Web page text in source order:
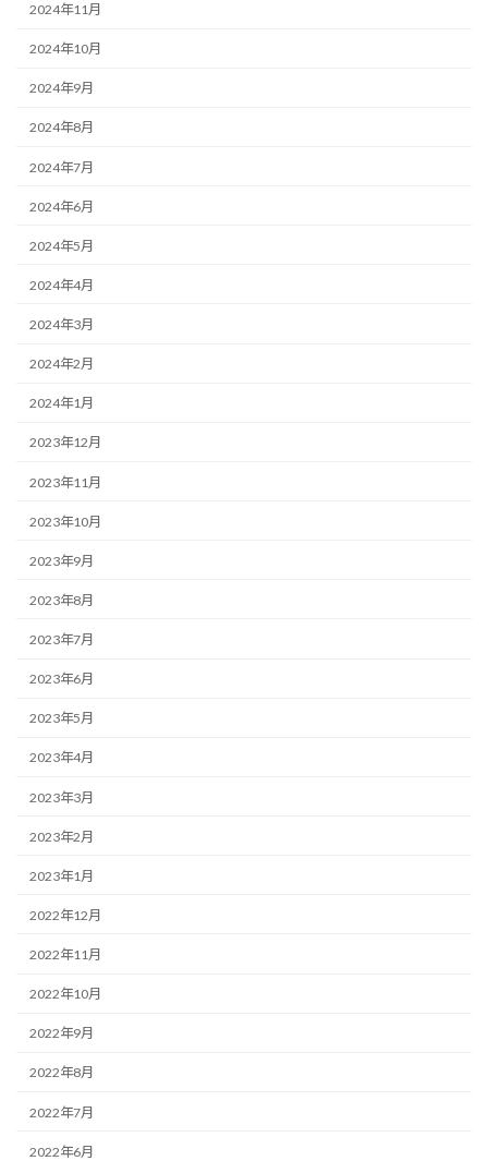
2024年11月
2024年10月
2024年9月
2024年8月
2024年7月
2024年6月
2024年5月
2024年4月
2024年3月
2024年2月
2024年1月
2023年12月
2023年11月
2023年10月
2023年9月
2023年8月
2023年7月
2023年6月
2023年5月
2023年4月
2023年3月
2023年2月
2023年1月
2022年12月
2022年11月
2022年10月
2022年9月
2022年8月
2022年7月
2022年6月